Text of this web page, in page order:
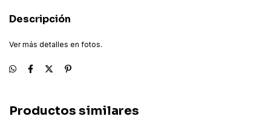
Descripción
Ver más detalles en fotos.
Productos similares